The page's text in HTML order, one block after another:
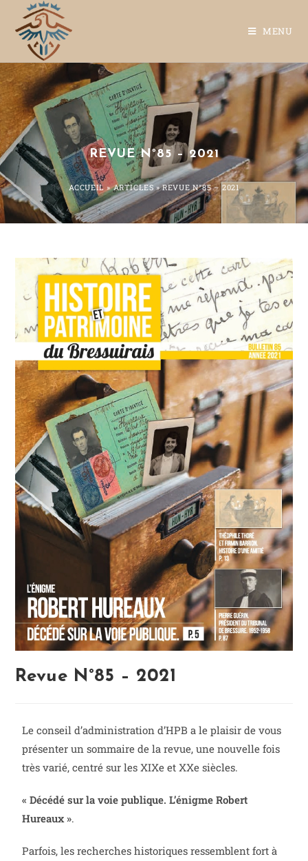
MENU
REVUE N°85 – 2021
ACCUEIL »ARTICLES»REVUE N°85 – 2021
Revue N°85 – 2021
Le conseil d’administration d’HPB a le plaisir de vous
présenter un sommaire de la revue, une nouvelle fois
très varié, centré sur les XIXe et XXe siècles.
« Décédé sur la voie publique. L’énigme Robert
Hureaux ».
Parfois, les recherches historiques ressemblent fort à